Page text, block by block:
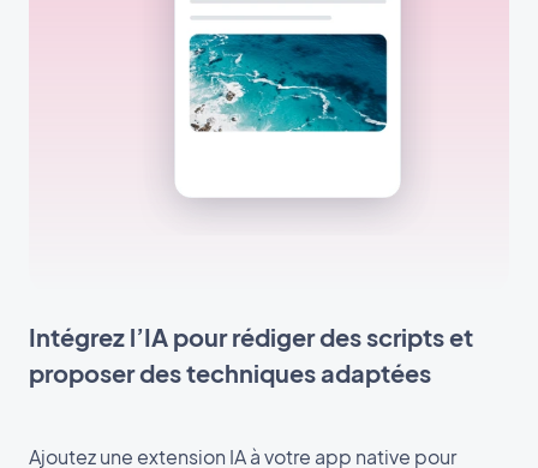
Intégrez l’IA pour rédiger des scripts et
proposer des techniques adaptées
Ajoutez une extension IA à votre app native pour